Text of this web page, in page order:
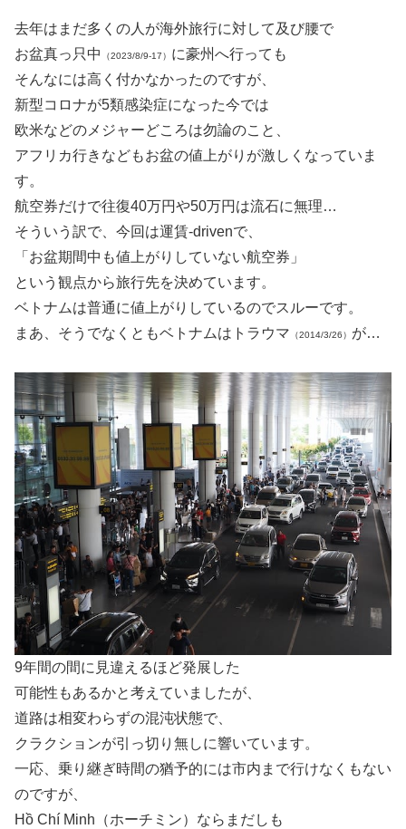
去年はまだ多くの人が海外旅行に対して及び腰で
お盆真っ只中
（2023/8/9-17） に豪州へ行っても
そんなには高く付かなかったのですが、
新型コロナが5類感染症になった今では
欧米などのメジャーどころは勿論のこと、
アフリカ行きなどもお盆の値上がりが激しくなっていま
す。
航空券だけで往復40万円や50万円は流石に無理…
そういう訳で、今回は運賃-drivenで、
「お盆期間中も値上がりしていない航空券」
という観点から旅行先を決めています。
ベトナムは普通に値上がりしているのでスルーです。
まあ、そうでなくともベトナムはトラウマ （2014/3/26） が…
9年間の間に見違えるほど発展した
可能性もあるかと考えていましたが、
道路は相変わらずの混沌状態で、
クラクションが引っ切り無しに響いています。
一応、乗り継ぎ時間の猶予的には市内まで行けなくもない
のですが、
Hồ Chí Minh（ホーチミン）ならまだしも